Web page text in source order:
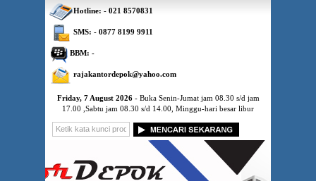
Friday, 7 August 2026- Buka Senin-Jumat jam 08.30 s/d jam
17.00 ,Sabtu jam 08.30 s/d 14.00, Minggu-hari besar libur
Hotline: - 021 8570831
SMS: - 0877 8199 9911
BBM: -
rajakantordepok@yahoo.com